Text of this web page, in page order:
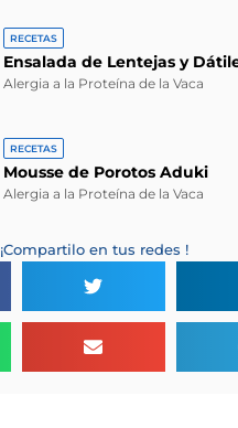
RECETAS
Ensalada de Lentejas y
Alergia a la Proteína de la Vaca
RECETAS
Mousse de Porotos Aduki
Alergia a la Proteína de la Vaca
¡Compartilo en tus redes !